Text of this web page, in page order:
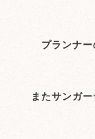
プランナ
またサンガ